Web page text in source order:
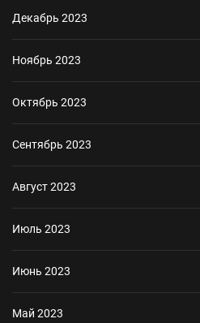
Декабрь 2023
Ноябрь 2023
Октябрь 2023
Сентябрь 2023
Август 2023
Июль 2023
Июнь 2023
Май 2023